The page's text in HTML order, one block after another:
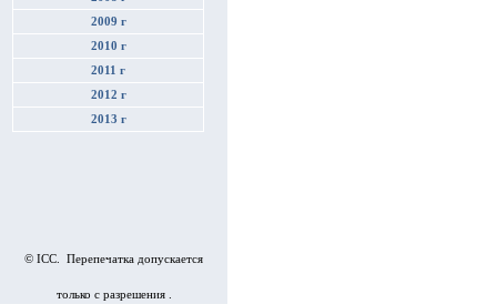
2009 г
2010 г
2011 г
2012 г
2013 г
© ICC. Перепечатка допускается
только с разрешения .